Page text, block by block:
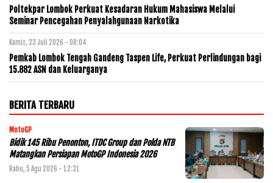
Poltekpar Lombok Perkuat Kesadaran Hukum Mahasiswa Melalui
Seminar Pencegahan Penyalahgunaan Narkotika
Kamis, 23 Juli 2026 - 08:04
Pemkab Lombok Tengah Gandeng Taspen Life, Perkuat Perlindungan bagi
15.882 ASN dan Keluarganya
BERITA TERBARU
MotoGP
Bidik 145 Ribu Penonton, ITDC Group dan Polda NTB
Matangkan Persiapan MotoGP Indonesia 2026
Rabu, 5 Agu 2026 - 12:31